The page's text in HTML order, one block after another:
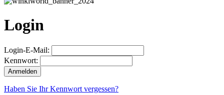
Login
Login-E-Mail:
Kennwort:
Haben Sie Ihr Kennwort vergessen?